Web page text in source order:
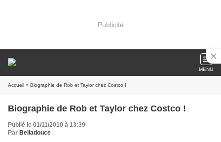
Publicité
MENU
Accueil » Biographie de Rob et Taylor chez Costco !
Biographie de Rob et Taylor chez Costco !
Publié le 01/11/2010 à 13:39
Par Belladouce